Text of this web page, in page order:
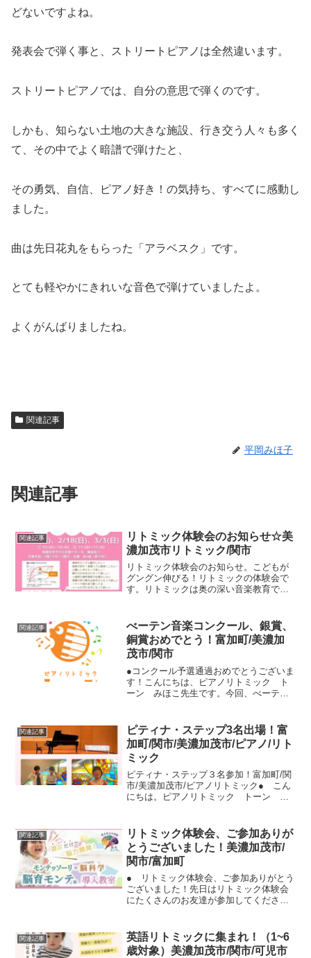
どないですよね。
発表会で弾く事と、ストリートピアノは全然違います。
ストリートピアノでは、自分の意思で弾くのです。
しかも、知らない土地の大きな施設、行き交う人々も多く
て、その中でよく暗譜で弾けたと、
その勇気、自信、ピアノ好き！の気持ち、すべてに感動し
ました。
曲は先日花丸をもらった「アラベスク」です。
とても軽やかにきれいな音色で弾けていましたよ。
よくがんばりましたね。
関連記事
平岡みほ子
関連記事
関連記事
リトミック体験会のお知らせ☆美
濃加茂市リトミック/関市
リトミック体験会のお知らせ。こどもが
グングン伸びる！リトミックの体験会で
す。リトミックは奥の深い音楽教育で
達にも良い多方面で成長できる幼児期の
習い事です。グングン成長するので、3歳
までの黄金期に初めての習い事としてオ
ススメします。
関連記事
べーテン音楽コンクール、銀賞、
銅賞おめでとう！富加町/美濃加
茂市/関市
●コンクール予選通過おめでとうございま
す！こんにちは、ピアノリトミック ト
ーン みほこ先生です。今回、べーテン
した！銀賞、銅賞をいただき、予選通過
となりました。おめでと...
関連記事
ピティナ・ステップ3名出場！富
加町/関市/美濃加茂市/ピアノ/リト
ミック
ピティナ・ステップ３名参加！富加町/関
市/美濃加茂市/ピアノリトミック● こん
にちは。ピアノリトミック トーン み
ました。人前で演奏することはとても勇
気のいることですが...
関連記事
リトミック体験会、ご参加ありが
とうございました！美濃加茂市/
関市/富加町
● リトミック体験会、ご参加ありがとう
ございました！先日はリトミック体験会
にたくさんのお友達が参加してくださ
ンに入れました。３月の絵本は「おひな
さまとこひなちゃん」リ...
関連記事
英語リトミックに集まれ！（1~6
歳対象）美濃加茂市/関市/可児市